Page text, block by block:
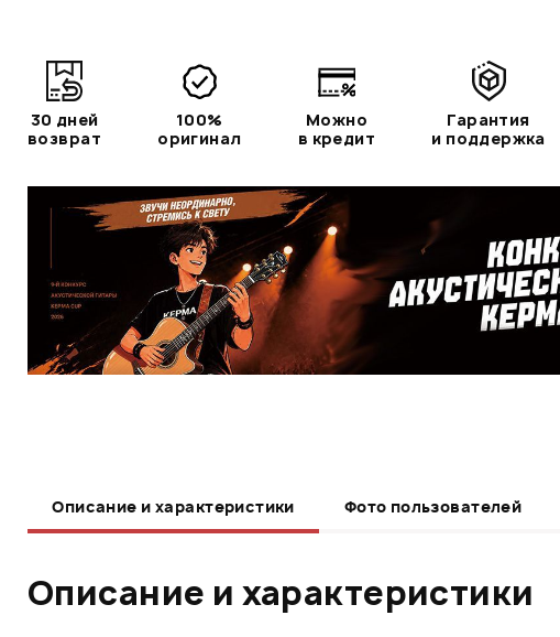
30 дней
возврат
100%
оригинал
Можно
в кредит
Гарантия
и поддержка
Описание и характеристики Фото пользователей
Описание и характеристики